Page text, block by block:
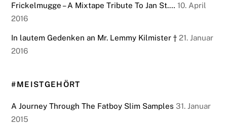
Frickelmugge – A Mixtape Tribute To Jan St.… 10. April
2016
In lautem Gedenken an Mr. Lemmy Kilmister † 21. Januar
2016
#MEISTGEHÖRT
A Journey Through The Fatboy Slim Samples 31. Januar
2015